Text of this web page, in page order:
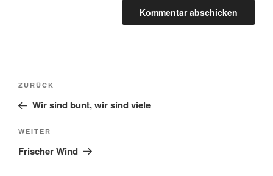
Beitragsnavigation
Vorheriger
Beitrag
ZURÜCK
Wir sind bunt, wir sind viele
Nächster
Beitrag
WEITER
Frischer Wind